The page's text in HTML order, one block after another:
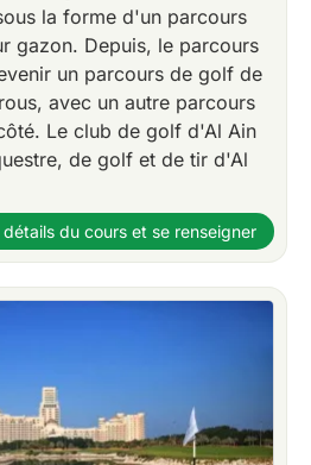
la forme d'un parcours
gazon. Depuis, le parcours
un parcours de golf de
avec un autre parcours
Le club de golf d'Al Ain
de golf et de tir d'Al
détails du cours et se renseigner